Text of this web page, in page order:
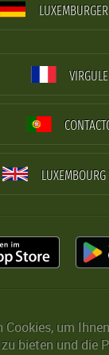
VIRGULE
Cookies, um
bieten und die